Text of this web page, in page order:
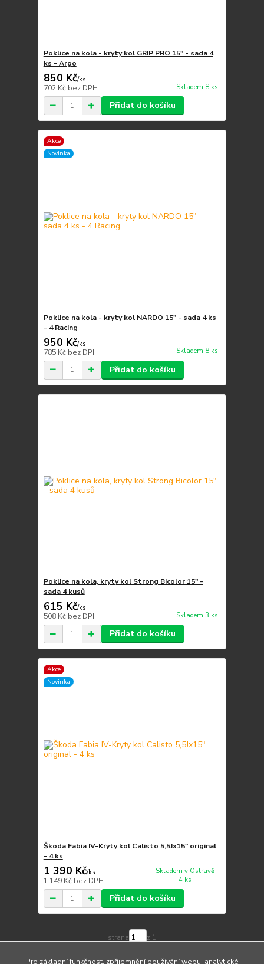
Poklice na kola - kryty kol GRIP PRO 15" - sada 4
ks - Argo
850 Kč/ks
702 Kč bez DPH Skladem 8 ks
Přidat do košíku
Akce
Novinka
Poklice na kola - kryty kol NARDO 15" - sada 4 ks
- 4 Racing
950 Kč/ks
785 Kč bez DPH Skladem 8 ks
Přidat do košíku
Poklice na kola, kryty kol Strong Bicolor 15" -
sada 4 kusů
615 Kč/ks
508 Kč bez DPH Skladem 3 ks
Přidat do košíku
Akce
Novinka
Škoda Fabia IV-Kryty kol Calisto 5,5Jx15" original
- 4 ks
1 390 Kč/ks
1 149 Kč bez DPH
Skladem v Ostravě
4 ks
Přidat do košíku
strana z 1
Pro základní funkčnost, zpříjemnění používání webu, analytické